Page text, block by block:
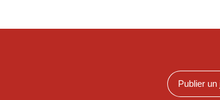
Publier un